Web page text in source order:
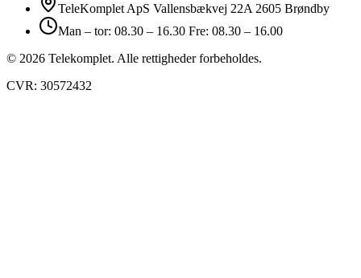
TeleKomplet ApS Vallensbækvej 22A 2605 Brøndby
Man – tor: 08.30 – 16.30 Fre: 08.30 – 16.00
© 2026 Telekomplet. Alle rettigheder forbeholdes.
CVR: 30572432